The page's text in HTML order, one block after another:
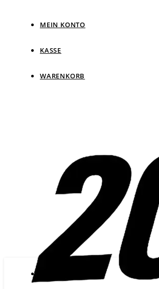
MEIN KONTO
KASSE
WARENKORB